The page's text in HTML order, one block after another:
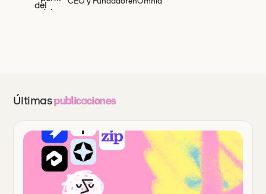
Últimaspublicaciones